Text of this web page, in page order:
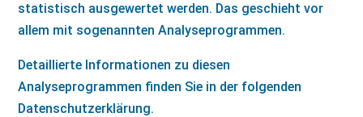
statistisch ausgewertet werden. Das geschieht vor
allem mit sogenannten Analyseprogrammen.
Detaillierte Informationen zu diesen
Analyseprogrammen finden Sie in der folgenden
Datenschutzerklärung.